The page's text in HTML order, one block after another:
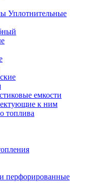
Уплотнительные
емкости
к ним
топлива
перфорированные